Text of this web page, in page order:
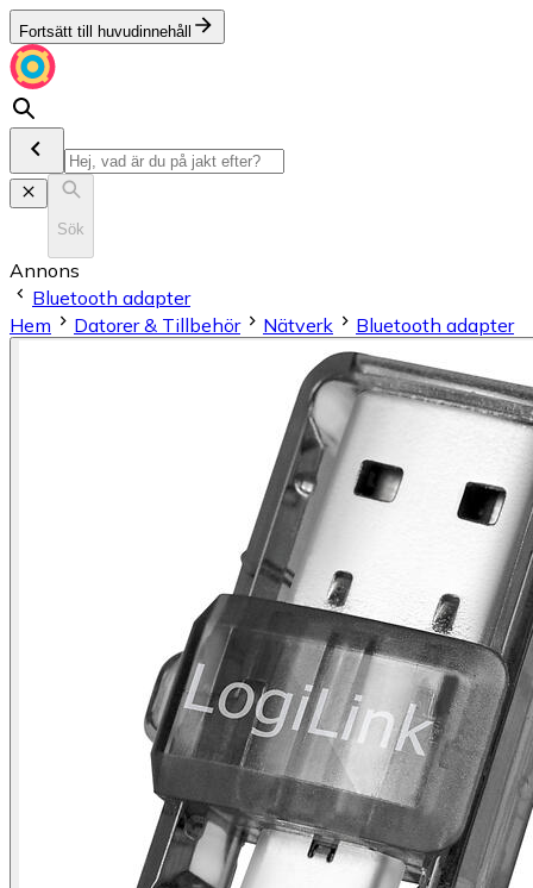
Fortsätt till huvudinnehåll
Sök
Annons
Bluetooth adapter
Hem
Datorer & Tillbehör Nätverk Bluetooth adapter